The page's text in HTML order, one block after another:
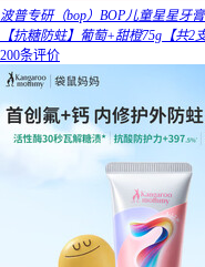
波普专研（bop）BOP儿童星星牙
【抗糖防蛀】葡萄+甜橙75g【共2
200条评价